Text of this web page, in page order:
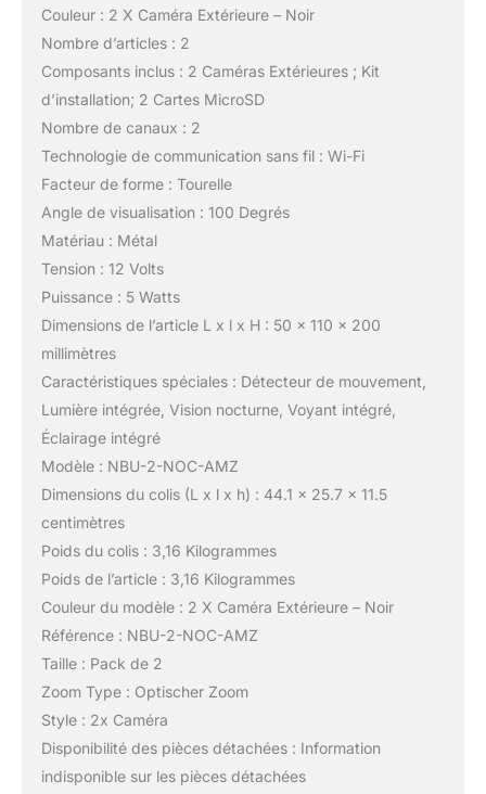
Couleur : 2 X Caméra Extérieure – Noir
Nombre d’articles : 2
Composants inclus : 2 Caméras Extérieures ; Kit
d’installation; 2 Cartes MicroSD
Nombre de canaux : 2
Technologie de communication sans fil : Wi-Fi
Facteur de forme : Tourelle
Angle de visualisation : 100 Degrés
Matériau : Métal
Tension : 12 Volts
Puissance : 5 Watts
Dimensions de l’article L x l x H : 50 x 110 x 200
millimètres
Caractéristiques spéciales : Détecteur de mouvement,
Lumière intégrée, Vision nocturne, Voyant intégré,
Éclairage intégré
Modèle : NBU-2-NOC-AMZ
Dimensions du colis (L x l x h) : 44.1 x 25.7 x 11.5
centimètres
Poids du colis : 3,16 Kilogrammes
Poids de l’article : 3,16 Kilogrammes
Couleur du modèle : 2 X Caméra Extérieure – Noir
Référence : NBU-2-NOC-AMZ
Taille : Pack de 2
Zoom Type : Optischer Zoom
Style : 2x Caméra
Disponibilité des pièces détachées : Information
indisponible sur les pièces détachées